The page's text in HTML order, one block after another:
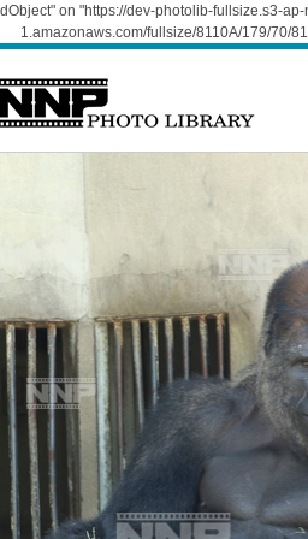
on "https://dev-photolib-fullsize.s3-
1.amazonaws.com/fullsize/8110A/179/70/